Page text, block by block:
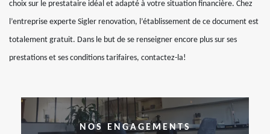
choix sur le prestataire idéal et adapté à votre situation financière. Chez
l’entreprise experte Sigler renovation, l’établissement de ce document est
totalement gratuit. Dans le but de se renseigner encore plus sur ses
prestations et ses conditions tarifaires, contactez-la!
NOS ENGAGEMENTS